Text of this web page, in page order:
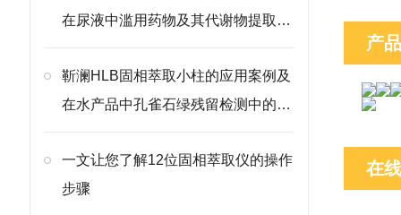
在尿液中滥用药物及其代谢物提取检
靳澜HLB固相萃取小柱的应用案例及
在水产品中孔雀石绿残留检测中的净
一文让您了解12位固相萃取仪的操作
步骤
产
在